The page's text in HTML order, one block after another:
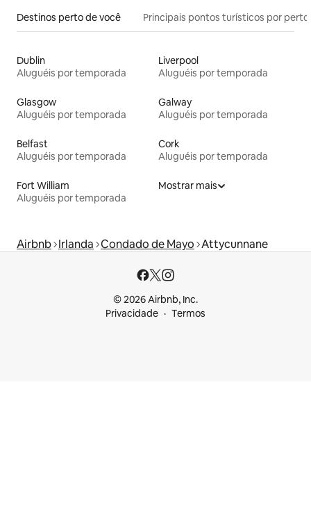
Destinos perto de você Principais pontos turísticos por perto
Dublin
Aluguéis por temporada
Liverpool
Aluguéis por temporada
Glasgow
Aluguéis por temporada
Galway
Aluguéis por temporada
Belfast
Aluguéis por temporada
Cork
Aluguéis por temporada
Fort William
Aluguéis por temporada
Mostrar mais
Airbnb Irlanda Condado de Mayo Attycunnane
© 2026 Airbnb, Inc.
Privacidade
Termos